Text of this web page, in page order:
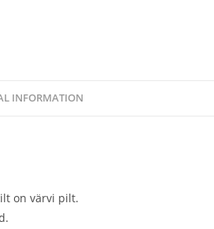
INFORMATION
on värvi pilt.